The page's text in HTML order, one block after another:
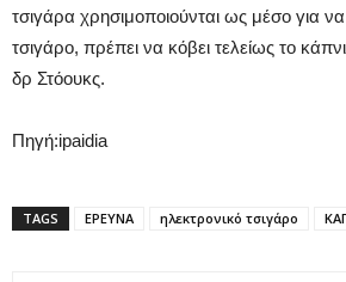
τσιγάρα χρησιμοποιούνται ως μέσο για
τσιγάρο, πρέπει να κόβει τελείως το
δρ Στόουκς.
Πηγή:ipaidia
TAGS ΕΡΕΥΝΑ ηλεκτρονικό τσιγάρο